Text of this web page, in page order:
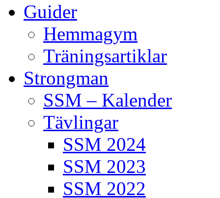
Guider
Hemmagym
Träningsartiklar
Strongman
SSM – Kalender
Tävlingar
SSM 2024
SSM 2023
SSM 2022